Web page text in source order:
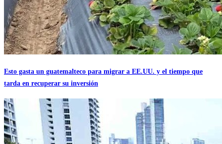
Esto gasta un guatemalteco para migrar a EE.UU. y el tiempo que
tarda en recuperar su inversión